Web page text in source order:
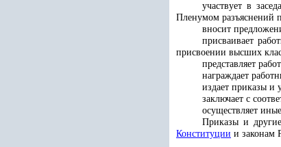
участвует в
Пленумом разъяснений
вносит
присваивает
присвоении высших
представляет
награждает
издает приказы и
заключает с
осуществляет
Приказы и
Конституции и законам